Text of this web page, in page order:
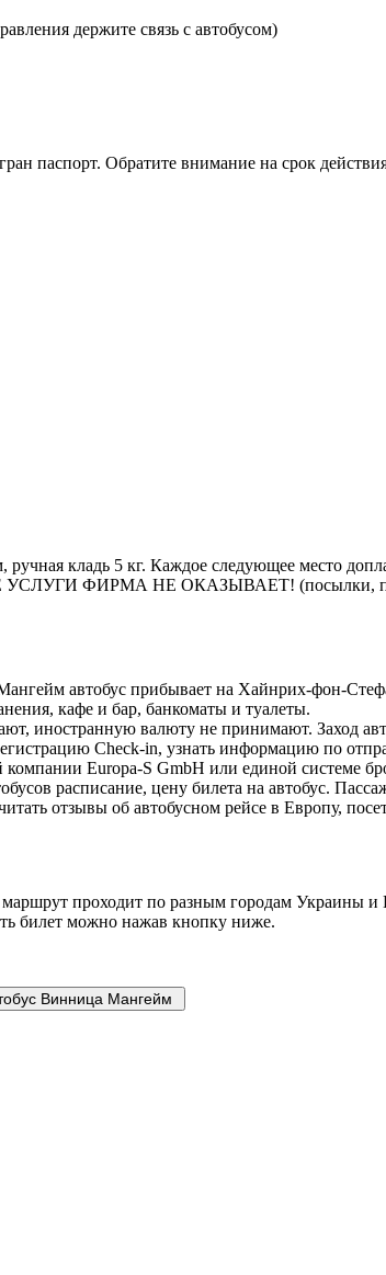
держите связь с автобусом)
паспорт. Обратите внимание на срок
кладь 5 кг. Каждое следующее место
УСЛУГИ ФИРМА НЕ ОКАЗЫВАЕТ! (посылки,
автобус прибывает на Хайнрих-фон-
кафе и бар, банкоматы и туалеты.
иностранную валюту не принимают. Заход
Check-in, узнать информацию по
Europa-S GmbH или единой системе
расписание, цену билета на автобус.
отзывы об автобусном рейсе в Европу,
проходит по разным городам Украины
билет можно нажав кнопку ниже.